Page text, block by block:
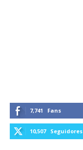
7,741 Fans
10,507 Seguidores